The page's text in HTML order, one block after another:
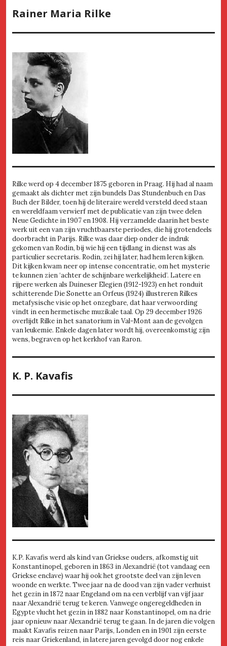
Rainer Maria Rilke
Rilke werd op 4 december 1875 geboren in Praag. Hij had al naam
gemaakt als dichter met zijn bundels Das Stundenbuch en Das
Buch der Bilder, toen hij de literaire wereld versteld deed staan
en wereldfaam verwierf met de publicatie van zijn twee delen
Neue Gedichte in 1907 en 1908. Hij verzamelde daarin het beste
werk uit een van zijn vruchtbaarste periodes, die hij grotendeels
doorbracht in Parijs. Rilke was daar diep onder de indruk
gekomen van Rodin, bij wie hij een tijdlang in dienst was als
particulier secretaris. Rodin, zei hij later, had hem leren kijken.
Dit kijken kwam neer op intense concentratie, om het mysterie
te kunnen zien ‘achter de schijnbare werkelijkheid’. Latere en
rijpere werken als Duineser Elegien (1912-1923) en het ronduit
schitterende Die Sonette an Orfeus (1924) illustreren Rilkes
metafysische visie op het onzegbare, dat haar verwoording
vindt in een hermetische muzikale taal. Op 29 december 1926
overlijdt Rilke in het sanatorium in Val-Mont aan de gevolgen
van leukemie. Enkele dagen later wordt hij, overeenkomstig zijn
wens, begraven op het kerkhof van Raron.
K. P. Kavafis
K.P. Kavafis werd als kind van Griekse ouders, afkomstig uit
Konstantinopel, geboren in 1863 in Alexandrië (tot vandaag een
Griekse enclave) waar hij ook het grootste deel van zijn leven
woonde en werkte. Twee jaar na de dood van zijn vader verhuist
het gezin in 1872 naar Engeland om na een verblijf van vijf jaar
naar Alexandrië terug te keren. Vanwege ongeregeldheden in
Egypte vlucht het gezin in 1882 naar Konstantinopel, om na drie
jaar opnieuw naar Alexandrië terug te gaan. In de jaren die volgen
maakt Kavafis reizen naar Parijs, Londen en in 1901 zijn eerste
reis naar Griekenland, in latere jaren gevolgd door nog enkele